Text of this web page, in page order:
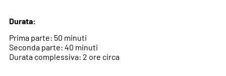
Durata:
Prima parte: 50 minuti
Seconda parte: 40 minuti
Durata complessiva: 2 ore circa